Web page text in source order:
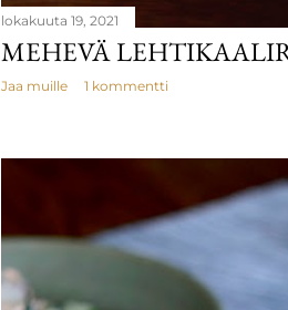
lokakuuta 19, 2021
MEHEVÄ
Jaa muille 1 kommentti